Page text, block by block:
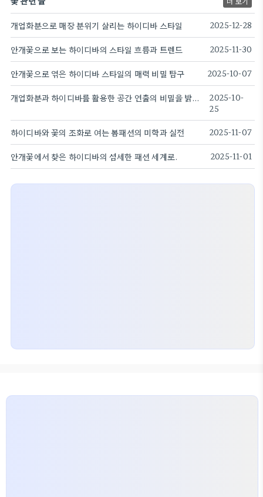
개업화분으로 매장 분위기 살리는 하이디바 스타일 2025-12-28
안개꽃으로 보는 하이디바의 스타일 흐름과 트렌드 2025-11-30
안개꽃으로 엮은 하이디바 스타일의 매력 비밀 탐구 2025-10-07
개업화분과 하이디바를 활용한 공간 연출의 비밀을 밝힌다
2025-10-
25
하이디바와 꽃의 조화로 여는 봄패션의 미학과 실전 2025-11-07
안개꽃에서 찾은 하이디바의 섬세한 패션 세계로. 2025-11-01